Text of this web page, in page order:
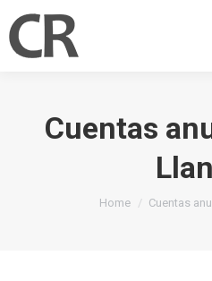
Cuentas
You are here:
Home Cuentas